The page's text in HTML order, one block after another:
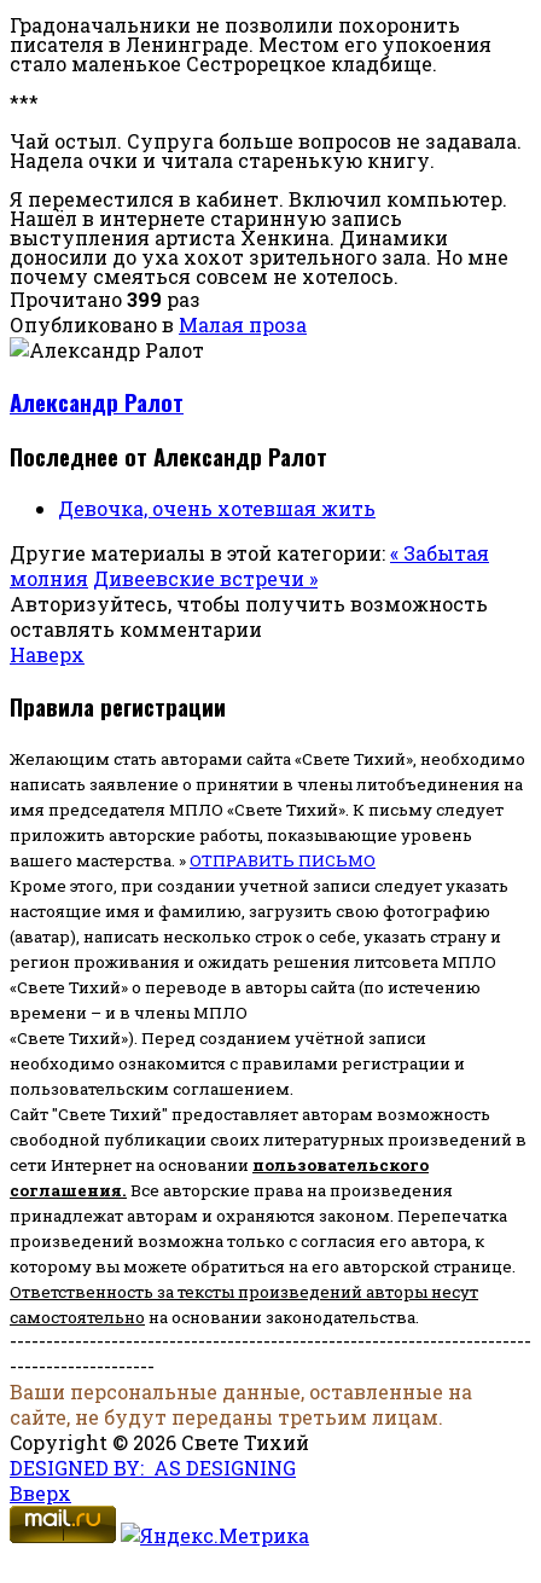
Градоначальники не позволили похоронить
писателя в Ленинграде. Местом его упокоения
стало маленькое Сестрорецкое кладбище.
***
Чай остыл. Супруга больше вопросов не задавала.
Надела очки и читала старенькую книгу.
Я переместился в кабинет. Включил компьютер.
Нашёл в интернете старинную запись
выступления артиста Хенкина. Динамики
доносили до уха хохот зрительного зала. Но мне
почему смеяться совсем не хотелось.
Прочитано399 раз
Опубликовано в Малая проза
Александр Ралот
Последнее от Александр Ралот
Девочка, очень хотевшая жить
Другие материалы в этой категории:« Забытая
молния Дивеевские встречи »
Авторизуйтесь, чтобы получить возможность
оставлять комментарии
Наверх
Правила регистрации
Желающим стать авторами сайта «Свете Тихий», необходимо
написать заявление о принятии в члены литобъединения на
имя председателя МПЛО «Свете Тихий». К письму следует
приложить авторские работы, показывающие уровень
вашего мастерства. »ОТПРАВИТЬ ПИСЬМО
Кроме этого, при создании учетной записи следует указать
настоящие имя и фамилию, загрузить свою фотографию
(аватар), написать несколько строк о себе, указать страну и
регион проживания и ожидать решения литсовета МПЛО
«Свете Тихий» о переводе в авторы сайта (по истечению
времени – и в члены МПЛО
«Свете Тихий»). Перед созданием учётной записи
необходимо ознакомится с правилами регистрации и
пользовательским соглашением.
Сайт "Свете Тихий" предоставляет авторам возможность
свободной публикации своих литературных произведений в
сети Интернет на основании пользовательского
соглашения. Все авторские права на произведения
принадлежат авторам и охраняются законом. Перепечатка
произведений возможна только с согласия его автора, к
которому вы можете обратиться на его авторской странице.
Ответственность за тексты произведений авторы несут
самостоятельно на основании законодательства.
------------------------------------------------------------------------
--------------------
Ваши персональные данные, оставленные на
сайте, не будут переданы третьим лицам.
Copyright © 2026 Свете Тихий
DESIGNED BY: AS DESIGNING
Вверх